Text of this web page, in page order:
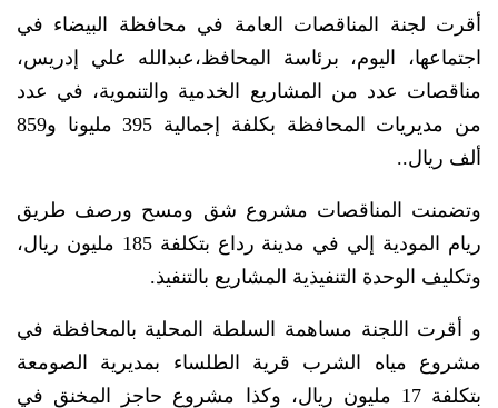
أقرت لجنة المناقصات العامة في محافظة البيضاء في
اجتماعها، اليوم، برئاسة المحافظ،عبدالله علي إدريس،
مناقصات عدد من المشاريع الخدمية والتنموية، في عدد
من مديريات المحافظة بكلفة إجمالية 395 مليونا و859
ألف ريال..
وتضمنت المناقصات مشروع شق ومسح ورصف طريق
ريام المودية إلي في مدينة رداع بتكلفة 185 مليون ريال،
وتكليف الوحدة التنفيذية المشاريع بالتنفيذ.
و أقرت اللجنة مساهمة السلطة المحلية بالمحافظة في
مشروع مياه الشرب قرية الطلساء بمديرية الصومعة
بتكلفة 17 مليون ريال، وكذا مشروع حاجز المخنق في